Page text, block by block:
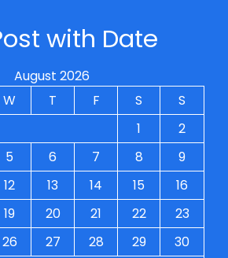
with Date
August 2026
W T F S
S
1
2
5 6 7 8
9
12 13 14 15
16
19 20 21 22
23
26 27 28 29
30